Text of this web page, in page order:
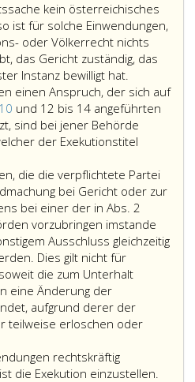
kein österreichisches
ist für solche Einwendungen,
oder Völkerrecht nichts
das Gericht zuständig, das
Instanz bewilligt hat.
einen Anspruch, der sich auf
und 12 bis 14 angeführten
sind bei jener Behörde
der Exekutionstitel
die die verpflichtete Partei
bei Gericht oder zur
bei einer der in Abs. 2
vorzubringen imstande
Ausschluss gleichzeitig
Dies gilt nicht für
die zum Unterhalt
eine Änderung der
aufgrund derer der
teilweise erloschen oder
rechtskräftig
die Exekution einzustellen.